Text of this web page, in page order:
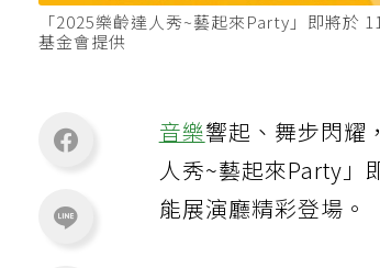
「2025樂齡達人秀~藝起來Party」即將於
基金會提供
音樂響起、舞步閃耀
人秀~藝起來Party」
能展演廳精彩登場。